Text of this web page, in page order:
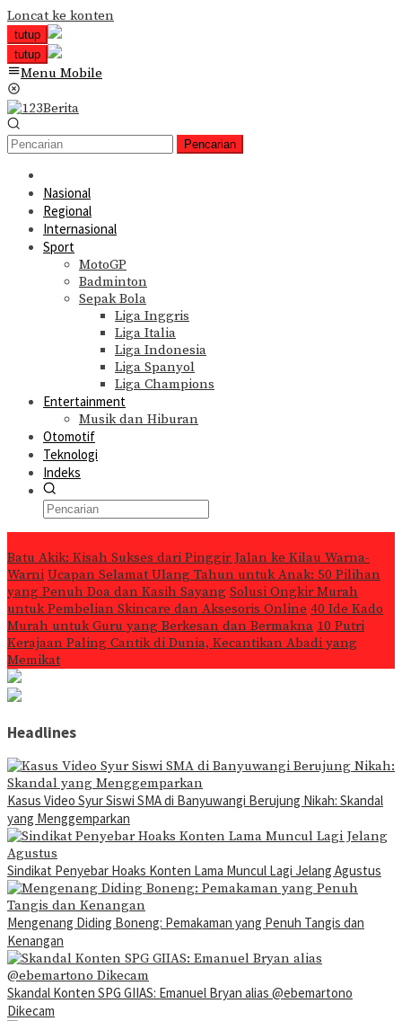
Loncat ke konten
tutup
tutup
Menu Mobile
Pencarian
Nasional
Regional
Internasional
Sport
MotoGP
Badminton
Sepak Bola
Liga Inggris
Liga Italia
Liga Indonesia
Liga Spanyol
Liga Champions
Entertainment
Musik dan Hiburan
Otomotif
Teknologi
Indeks
Batu Akik: Kisah Sukses dari Pinggir Jalan ke Kilau Warna-
Warni Ucapan Selamat Ulang Tahun untuk Anak: 50 Pilihan
yang Penuh Doa dan Kasih Sayang Solusi Ongkir Murah
untuk Pembelian Skincare dan Aksesoris Online 40 Ide Kado
Murah untuk Guru yang Berkesan dan Bermakna 10 Putri
Kerajaan Paling Cantik di Dunia, Kecantikan Abadi yang
Memikat
Headlines
Kasus Video Syur Siswi SMA di Banyuwangi Berujung Nikah: Skandal
yang Menggemparkan
Sindikat Penyebar Hoaks Konten Lama Muncul Lagi Jelang Agustus
Mengenang Diding Boneng: Pemakaman yang Penuh Tangis dan
Kenangan
Skandal Konten SPG GIIAS: Emanuel Bryan alias @ebemartono
Dikecam